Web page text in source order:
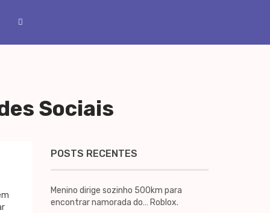
Sociais
POSTS RECENTES
Menino dirige sozinho 500km para
encontrar namorada do… Roblox.